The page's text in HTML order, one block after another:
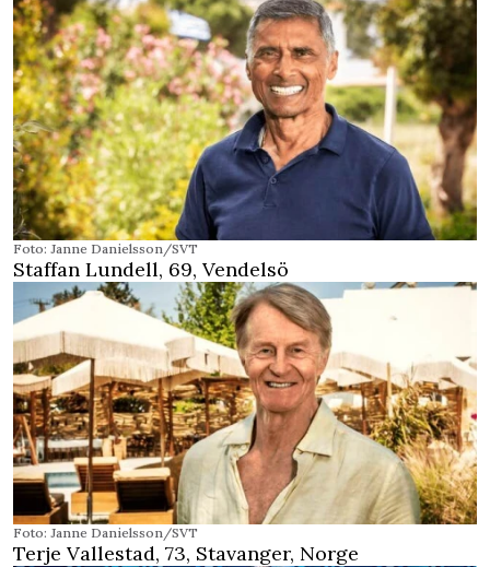
Foto: Janne Danielsson/SVT
Staffan Lundell, 69, Vendelsö
Foto: Janne Danielsson/SVT
Terje Vallestad, 73, Stavanger, Norge